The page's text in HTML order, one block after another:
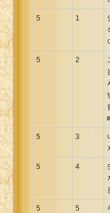
5 1
5 2
5 3
5 4
5 5